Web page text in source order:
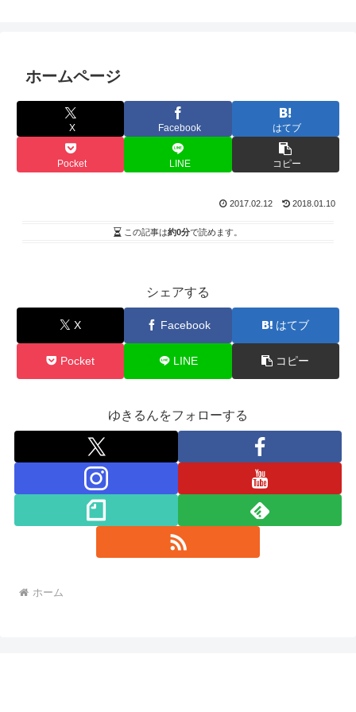
ホームページ
X Facebook はてブ
Pocket LINE コピー
2017.02.12 2018.01.10
この記事は約0分で読めます。
シェアする
X Facebook はてブ
Pocket LINE コピー
ゆきるんをフォローする
ホーム